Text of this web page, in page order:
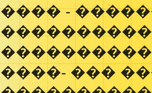
���� -
����- ���